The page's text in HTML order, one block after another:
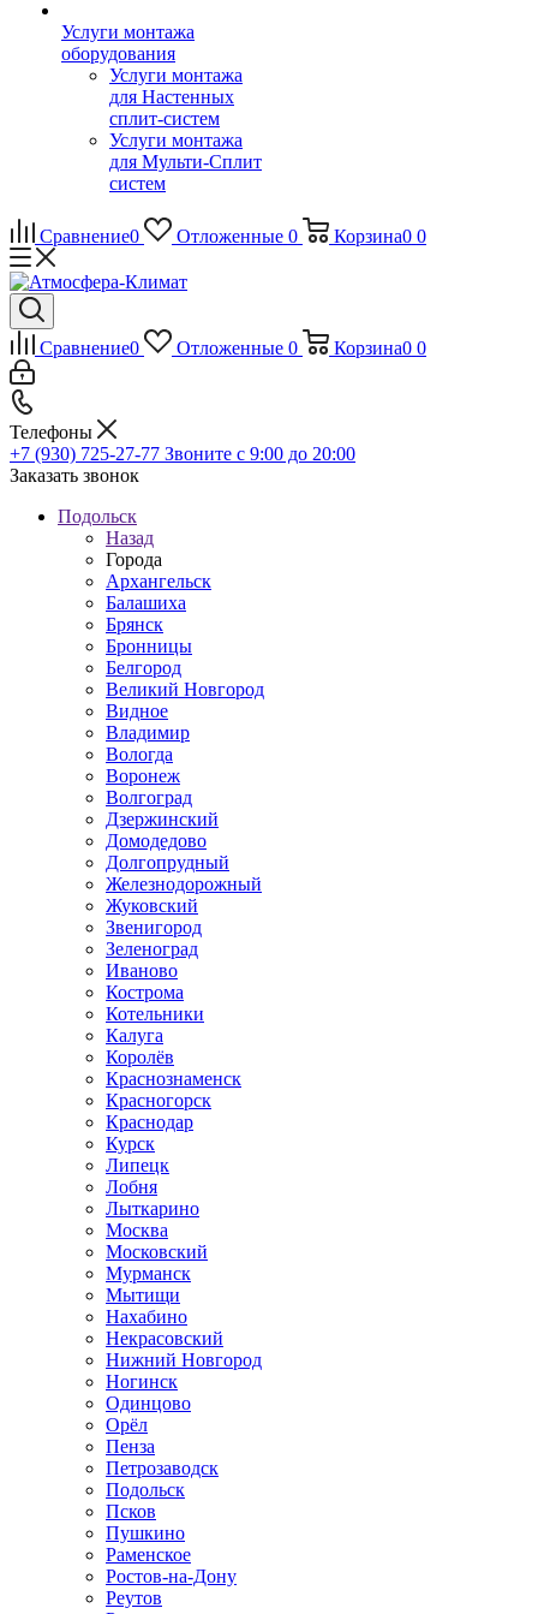
Услуги монтажа
оборудования
Услуги монтажа
для Настенных
сплит-систем
Услуги монтажа
для Мульти-Сплит
систем
Сравнение0 Отложенные 0 Корзина0 0
Сравнение0 Отложенные 0 Корзина0 0
Телефоны
+7 (930) 725-27-77 Звоните с 9:00 до 20:00
Заказать звонок
Подольск
Назад
Города
Архангельск
Балашиха
Брянск
Бронницы
Белгород
Великий Новгород
Видное
Владимир
Вологда
Воронеж
Волгоград
Дзержинский
Домодедово
Долгопрудный
Железнодорожный
Жуковский
Звенигород
Зеленоград
Иваново
Кострома
Котельники
Калуга
Королёв
Краснознаменск
Красногорск
Краснодар
Курск
Липецк
Лобня
Лыткарино
Москва
Московский
Мурманск
Мытищи
Нахабино
Некрасовский
Нижний Новгород
Ногинск
Одинцово
Орёл
Пенза
Петрозаводск
Подольск
Псков
Пушкино
Раменское
Ростов-на-Дону
Реутов